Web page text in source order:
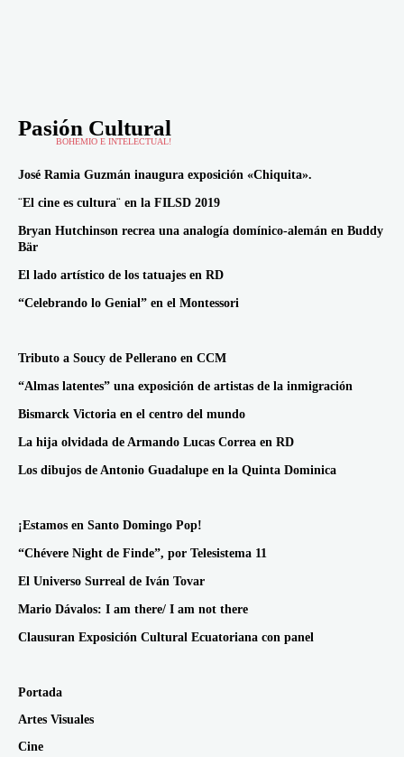
Pasión Cultural
BOHEMIO E INTELECTUAL!
José Ramia Guzmán inaugura exposición «Chiquita».
¨El cine es cultura¨ en la FILSD 2019
Bryan Hutchinson recrea una analogía domínico-alemán en Buddy
Bär
El lado artístico de los tatuajes en RD
“Celebrando lo Genial” en el Montessori
Tributo a Soucy de Pellerano en CCM
“Almas latentes” una exposición de artistas de la inmigración
Bismarck Victoria en el centro del mundo
La hija olvidada de Armando Lucas Correa en RD
Los dibujos de Antonio Guadalupe en la Quinta Dominica
¡Estamos en Santo Domingo Pop!
“Chévere Night de Finde”, por Telesistema 11
El Universo Surreal de Iván Tovar
Mario Dávalos: I am there/ I am not there
Clausuran Exposición Cultural Ecuatoriana con panel
Portada
Artes Visuales
Cine